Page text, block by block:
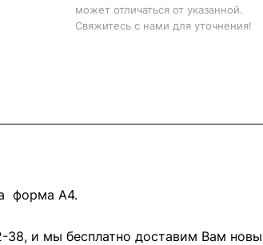
может отличаться от указанной.
Свяжитесь с нами для уточнения!
форма А4.
38, и мы бесплатно доставим Вам